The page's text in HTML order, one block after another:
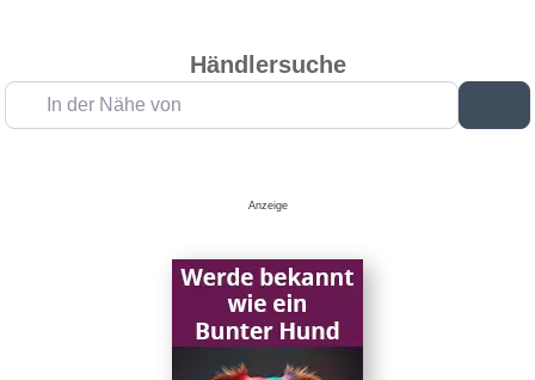
Händlersuche
In der Nähe von
Anzeige